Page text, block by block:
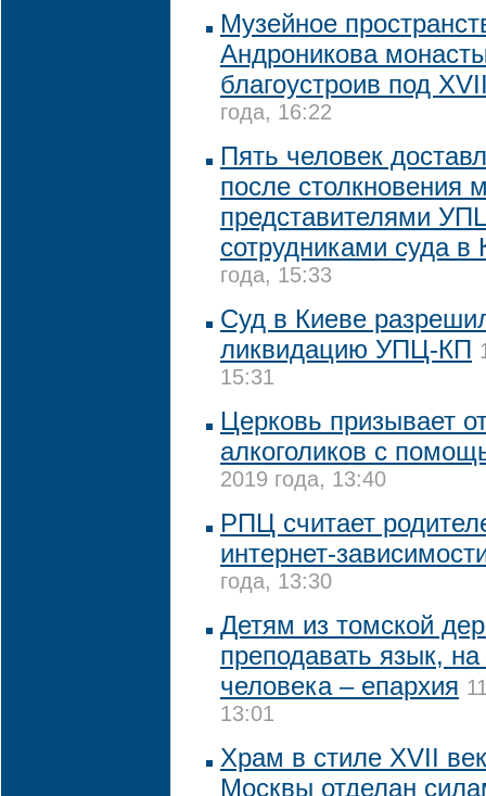
Музейное
Андроникова
благоустроив под
года, 16:22
Пять человек
после столкновения
представителями
сотрудниками суда в
года, 15:33
Суд в Киеве
ликвидацию УПЦ-КП
15:31
Церковь призывает
алкоголиков с
2019 года, 13:40
РПЦ считает
интернет-
года, 13:30
Детям из томской
преподавать язык,
человека – епархия
13:01
Храм в стиле XVII
Москвы отделан